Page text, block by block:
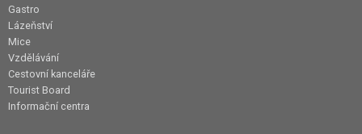
Gastro
Lázeňství
Mice
Vzdělávání
Cestovní kanceláře
Tourist Board
Informační centra